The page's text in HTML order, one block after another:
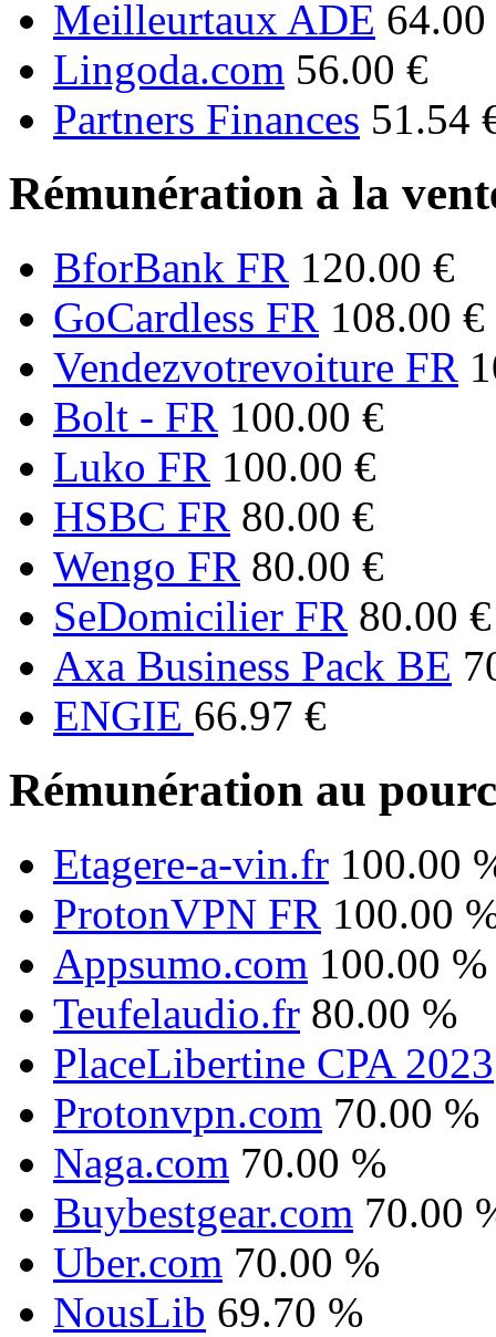
Meilleurtaux ADE 64.00
Lingoda.com 56.00 €
Partners Finances 51.54
Rémunération à la
BforBank FR 120.00 €
GoCardless FR 108.00 €
Vendezvotrevoiture FR
Bolt - FR 100.00 €
Luko FR 100.00 €
HSBC FR 80.00 €
Wengo FR 80.00 €
SeDomicilier FR 80.00 €
Axa Business Pack BE
ENGIE 66.97 €
Rémunération au
Etagere-a-vin.fr 100.00
ProtonVPN FR 100.00
Appsumo.com 100.00 %
Teufelaudio.fr 80.00 %
PlaceLibertine CPA 2023
Protonvpn.com 70.00 %
Naga.com 70.00 %
Buybestgear.com 70.00
Uber.com 70.00 %
NousLib 69.70 %